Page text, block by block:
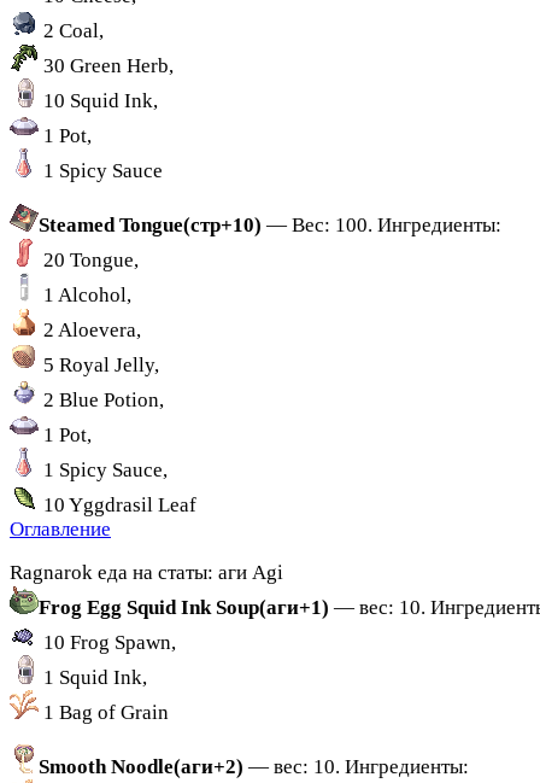
2 Coal,
30 Green Herb,
10 Squid Ink,
1 Pot,
1 Spicy Sauce
Steamed Tongue(стр+10) — Вес: 100. Ингредиенты:
20 Tongue,
1 Alcohol,
2 Aloevera,
5 Royal Jelly,
2 Blue Potion,
1 Pot,
1 Spicy Sauce,
10 Yggdrasil Leaf
Оглавление
Ragnarok еда на статы: аги Agi
Frog Egg Squid Ink Soup(аги+1) — вес: 10.
10 Frog Spawn,
1 Squid Ink,
1 Bag of Grain
Smooth Noodle(аги+2) — вес: 10. Ингредиенты: